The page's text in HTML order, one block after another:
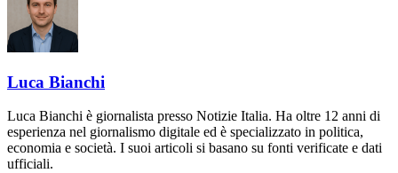
Luca Bianchi
Luca Bianchi è giornalista presso Notizie Italia. Ha oltre 12 anni di
esperienza nel giornalismo digitale ed è specializzato in politica,
economia e società. I suoi articoli si basano su fonti verificate e dati
ufficiali.